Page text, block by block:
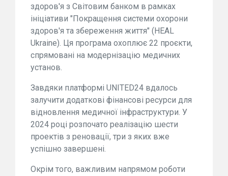
здоров'я з Світовим банком в рамках
ініціативи "Покращення системи охорони
здоров'я та збереження життя" (HEAL
Ukraine). Ця програма охоплює 22 проєкти,
спрямовані на модернізацію медичних
установ.
Завдяки платформі UNITED24 вдалось
залучити додаткові фінансові ресурси для
відновлення медичної інфраструктури. У
2024 році розпочато реалізацію шести
проектів з реновації, три з яких вже
успішно завершені.
Окрім того, важливим напрямом роботи